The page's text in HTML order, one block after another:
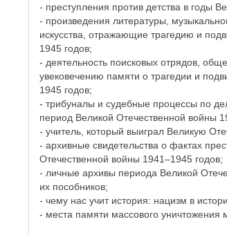
- преступления против детства в годы
- произведения литературы,
искусства, отражающие трагедию и
1945 годов;
- деятельность поисковых отрядов,
увековечению памяти о трагедии и
1945 годов;
- трибуналы и судебные процессы по
период Великой Отечественной войны
- учитель, который выиграл Великую
- архивные свидетельства о фактах
Отечественной войны 1941–1945 годов;
- личные архивы периода Великой
их пособников;
- чему нас учит история: нацизм в
- места памяти массового уничтожения